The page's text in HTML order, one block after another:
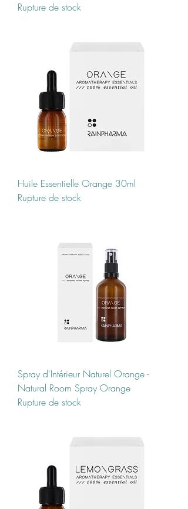
Rupture de stock
Huile Essentielle Orange 30ml
Rupture de stock
Spray d'Intérieur Naturel Orange -
Natural Room Spray Orange
Rupture de stock